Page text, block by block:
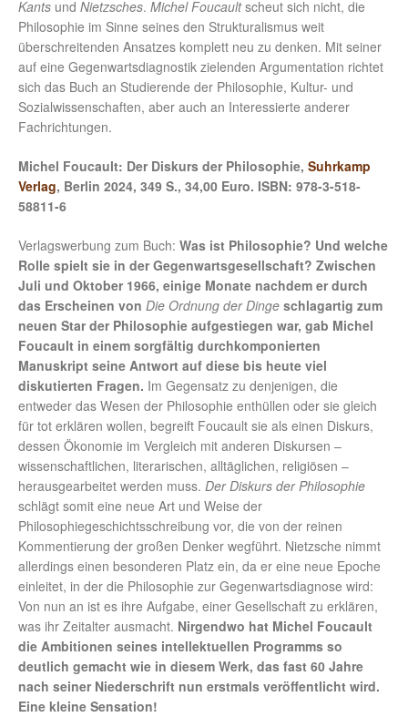
Kants und Nietzsches. Michel Foucaultscheut sich nicht, die
Philosophie im Sinne seines den Strukturalismus weit
überschreitenden Ansatzes komplett neu zu denken. Mit seiner
auf eine Gegenwartsdiagnostik zielenden Argumentation richtet
sich das Buch an Studierende der Philosophie, Kultur- und
Sozialwissenschaften, aber auch an Interessierte anderer
Fachrichtungen.
Michel Foucault: Der Diskurs der Philosophie, Suhrkamp
Verlag, Berlin 2024, 349 S., 34,00 Euro. ISBN: 978-3-518-
58811-6
Verlagswerbung zum Buch: Was ist Philosophie? Und welche
Rolle spielt sie in der Gegenwartsgesellschaft? Zwischen
Juli und Oktober 1966, einige Monate nachdem er durch
das Erscheinen von Die Ordnung der Dinge schlagartig zum
neuen Star der Philosophie aufgestiegen war, gab Michel
Foucault in einem sorgfältig durchkomponierten
Manuskript seine Antwort auf diese bis heute viel
diskutierten Fragen. Im Gegensatz zu denjenigen, die
entweder das Wesen der Philosophie enthüllen oder sie gleich
für tot erklären wollen, begreift Foucault sie als einen Diskurs,
dessen Ökonomie im Vergleich mit anderen Diskursen –
wissenschaftlichen, literarischen, alltäglichen, religiösen –
herausgearbeitet werden muss. Der Diskurs der Philosophie
schlägt somit eine neue Art und Weise der
Philosophiegeschichtsschreibung vor, die von der reinen
Kommentierung der großen Denker wegführt. Nietzsche nimmt
allerdings einen besonderen Platz ein, da er eine neue Epoche
einleitet, in der die Philosophie zur Gegenwartsdiagnose wird:
Von nun an ist es ihre Aufgabe, einer Gesellschaft zu erklären,
was ihr Zeitalter ausmacht. Nirgendwo hat Michel Foucault
die Ambitionen seines intellektuellen Programms so
deutlich gemacht wie in diesem Werk, das fast 60 Jahre
nach seiner Niederschrift nun erstmals veröffentlicht wird.
Eine kleine Sensation!